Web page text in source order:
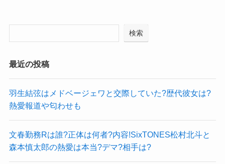
検索
最近の投稿
羽生結弦はメドベージェワと交際していた?歴代彼女は?
熱愛報道や匂わせも
文春勤務Rは誰?正体は何者?内容!SixTONES松村北斗と
森本慎太郎の熱愛は本当?デマ?相手は?